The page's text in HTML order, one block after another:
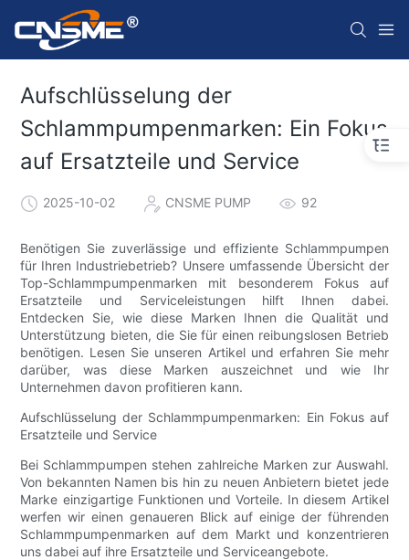
Aufschlüsselung der
Schlammpumpenmarken: Ein Fokus
auf Ersatzteile und Service
2025-10-02 CNSME PUMP 92
Benötigen Sie zuverlässige und effiziente Schlammpumpen
für Ihren Industriebetrieb? Unsere umfassende Übersicht der
Top-Schlammpumpenmarken mit besonderem Fokus auf
Ersatzteile und Serviceleistungen hilft Ihnen dabei.
Entdecken Sie, wie diese Marken Ihnen die Qualität und
Unterstützung bieten, die Sie für einen reibungslosen Betrieb
benötigen. Lesen Sie unseren Artikel und erfahren Sie mehr
darüber, was diese Marken auszeichnet und wie Ihr
Unternehmen davon profitieren kann.
Aufschlüsselung der Schlammpumpenmarken: Ein Fokus auf
Ersatzteile und Service
Bei Schlammpumpen stehen zahlreiche Marken zur Auswahl.
Von bekannten Namen bis hin zu neuen Anbietern bietet jede
Marke einzigartige Funktionen und Vorteile. In diesem Artikel
werfen wir einen genaueren Blick auf einige der führenden
Schlammpumpenmarken auf dem Markt und konzentrieren
uns dabei auf ihre Ersatzteile und Serviceangebote.